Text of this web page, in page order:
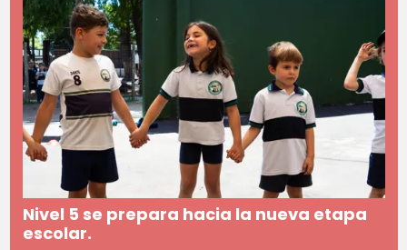
Nivel 5 se prepara hacia la nueva etapa
escolar.